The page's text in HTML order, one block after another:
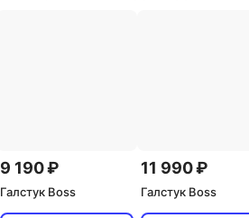
9 190 ₽
Галстук Boss
11 990 ₽
Галстук Boss